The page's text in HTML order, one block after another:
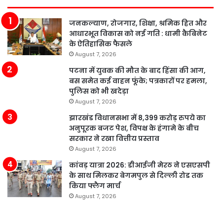
जनकल्याण, रोजगार, शिक्षा, श्रमिक हित और
आधारभूत विकास को नई गति : धामी कैबिनेट
के ऐतिहासिक फैसले
August 7, 2026
पटना में युवक की मौत के बाद हिंसा की आग,
बस समेत कई वाहन फूंके; पत्रकारों पर हमला,
पुलिस को भी खदेड़ा
August 7, 2026
झारखंड विधानसभा में 8,399 करोड़ रुपये का
अनुपूरक बजट पेश, विपक्ष के हंगामे के बीच
सरकार ने रखा वित्तीय प्रस्ताव
August 7, 2026
कांवड़ यात्रा 2026: डीआईजी मेरठ ने एसएसपी
के साथ मिलकर बेगमपुल से दिल्ली रोड तक
किया फ्लैग मार्च
August 7, 2026